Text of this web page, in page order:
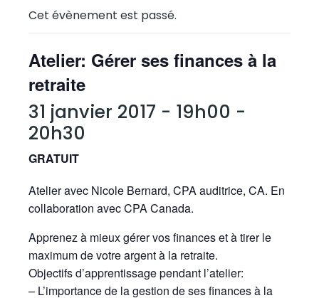
Cet évènement est passé.
Atelier: Gérer ses finances à la
retraite
31 janvier 2017 - 19h00 -
20h30
GRATUIT
Atelier avec Nicole Bernard, CPA auditrice, CA. En
collaboration avec CPA Canada.
Apprenez à mieux gérer vos finances et à tirer le
maximum de votre argent à la retraite.
Objectifs d’apprentissage pendant l’atelier:
– L’importance de la gestion de ses finances à la